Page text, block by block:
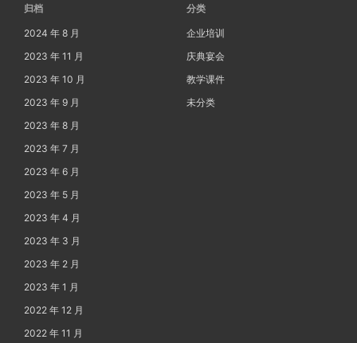
归档
2024 年 8 月
2023 年 11 月
2023 年 10 月
2023 年 9 月
2023 年 8 月
2023 年 7 月
2023 年 6 月
2023 年 5 月
2023 年 4 月
2023 年 3 月
2023 年 2 月
2023 年 1 月
2022 年 12 月
2022 年 11 月
分类
企业培训
庆典宴会
教学课件
未分类